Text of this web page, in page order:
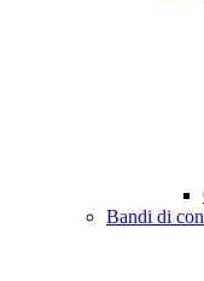
Bandi di